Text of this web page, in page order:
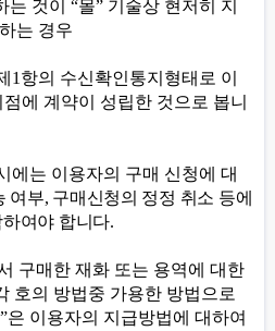
는 것이 “몰” 기술상 현저히 지
는 경우
1 항의 수신확인통지형태로 이
에 계약이 성립한 것으로 봅니
에는 이용자의 구매 신청에 대
여부, 구매신청의 정정 취소 등에
여야 합니다.
구매한 재화 또는 용역에 대한
호의 방법중 가용한 방법으로
”은 이용자의 지급방법에 대하여